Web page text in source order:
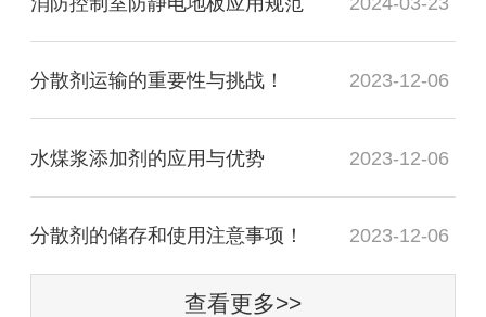
分散剂运输的重要性与挑战！ 2023-12-06
水煤浆添加剂的应用与优势 2023-12-06
分散剂的储存和使用注意事项！ 2023-12-06
查看更多>>